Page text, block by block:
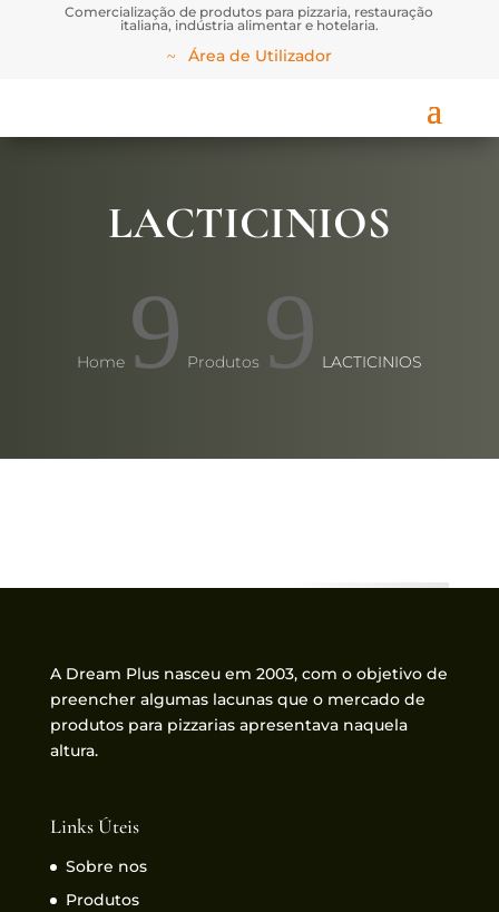
Comercialização de produtos para pizzaria, restauração
italiana, indústria alimentar e hotelaria.
Área de Utilizador
LACTICINIOS
Home 9 Produtos 9 LACTICINIOS
A Dream Plus nasceu em 2003, com o objetivo de
preencher algumas lacunas que o mercado de
produtos para pizzarias apresentava naquela
altura.
Links Úteis
Sobre nos
Produtos